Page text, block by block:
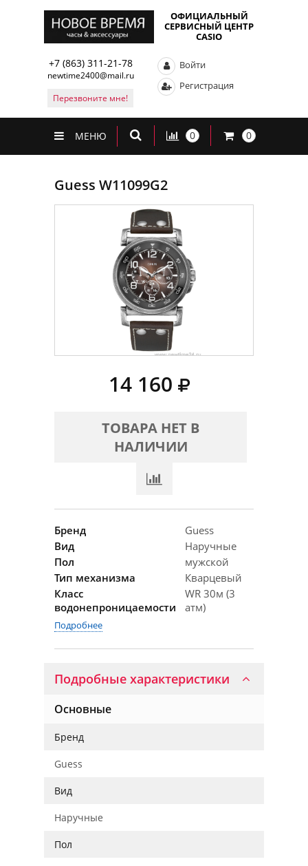
ОФИЦИАЛЬНЫЙ
СЕРВИСНЫЙ ЦЕНТР
CASIO
+7 (863) 311-21-78
newtime2400@mail.ru
Перезвоните мне!
Войти
Регистрация
МЕНЮ 0 0
Guess W11099G2
14 160
ТОВАРА НЕТ В
НАЛИЧИИ
Бренд
Guess
Вид
Наручные
Пол
мужской
Тип механизма
Кварцевый
Класс
водонепроницаемости
WR 30м (3
атм)
Подробнее
Подробные характеристики
Основные
Бренд
Guess
Вид
Наручные
Пол